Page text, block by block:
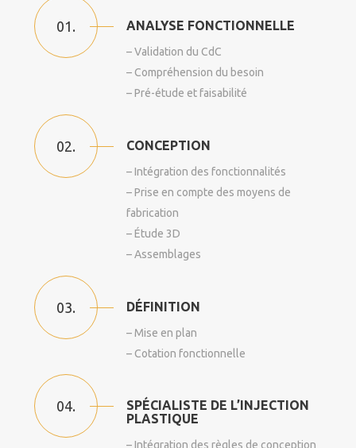
01. ANALYSE FONCTIONNELLE
– Validation du CdC
– Compréhension du besoin
– Pré-étude et faisabilité
02. CONCEPTION
– Intégration des fonctionnalités
– Prise en compte des moyens de
fabrication
– Étude 3D
– Assemblages
03. DÉFINITION
– Mise en plan
– Cotation fonctionnelle
04.
SPÉCIALISTE DE L’INJECTION
PLASTIQUE
– Intégration des règles de conception